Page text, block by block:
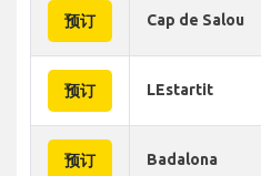
预订 Cap de Salou
预订 LEstartit
预订 Badalona